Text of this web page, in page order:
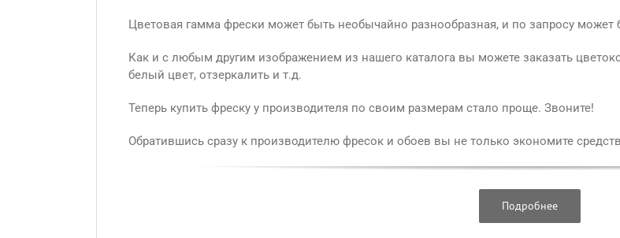
Цветовая гамма фрески может быть необычайно разнообразная, и по запросу
Как и с любым другим изображением из нашего каталога вы можете заказать
белый цвет, отзеркалить и т.д.
Теперь купить фреску у производителя по своим размерам стало проще. Звоните!
Обратившись сразу к производителю фресок и обоев вы не только экономите
Подробнее